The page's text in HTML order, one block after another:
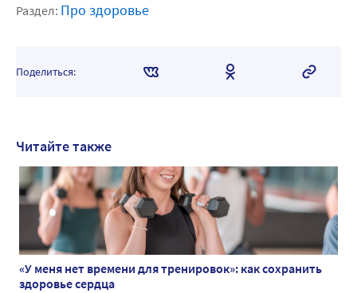
Раздел: Про здоровье
Поделиться:
Читайте также
«У меня нет времени для тренировок»: как сохранить
здоровье сердца